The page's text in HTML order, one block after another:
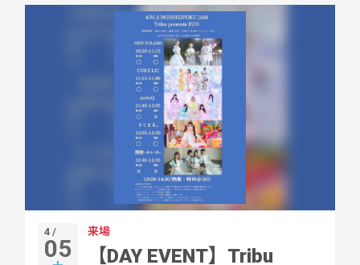
4 /
05
来場
【DAY EVENT】Tribu